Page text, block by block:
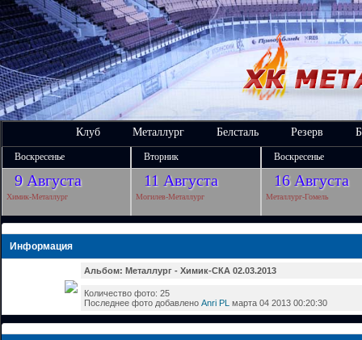
Клуб Металлург Белсталь Резерв
Воскресенье Вторник Воскресенье
9 Августа 11 Августа 16 Августа
Химик-Металлург Могилев-Металлург Металлург-Гомель
Информация
Альбом: Металлург - Химик-СКА 02.03.2013
Количество фото: 25
Последнее фото добавлено Anri PL марта 04 2013 00:20:30